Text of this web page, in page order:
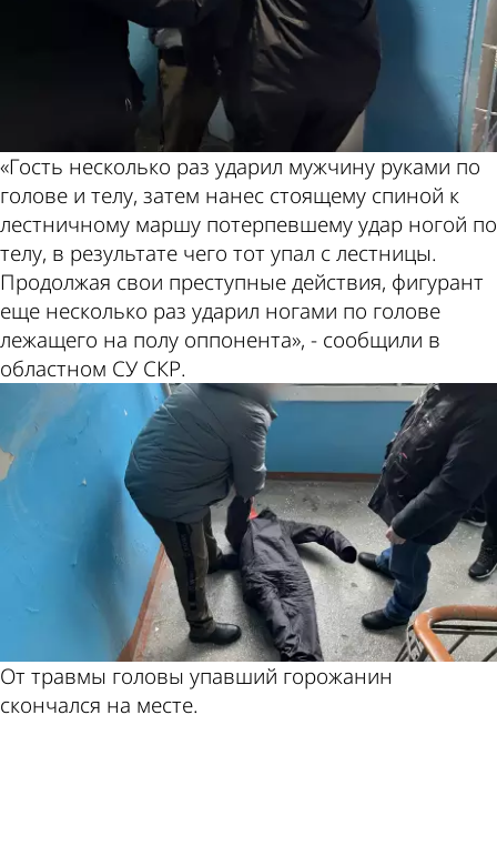
«Гость несколько раз ударил мужчину руками по
голове и телу, затем нанес стоящему спиной к
лестничному маршу потерпевшему удар ногой по
телу, в результате чего тот упал с лестницы.
Продолжая свои преступные действия, фигурант
еще несколько раз ударил ногами по голове
лежащего на полу оппонента», - сообщили в
областном СУ СКР.
От травмы головы упавший горожанин
скончался на месте.